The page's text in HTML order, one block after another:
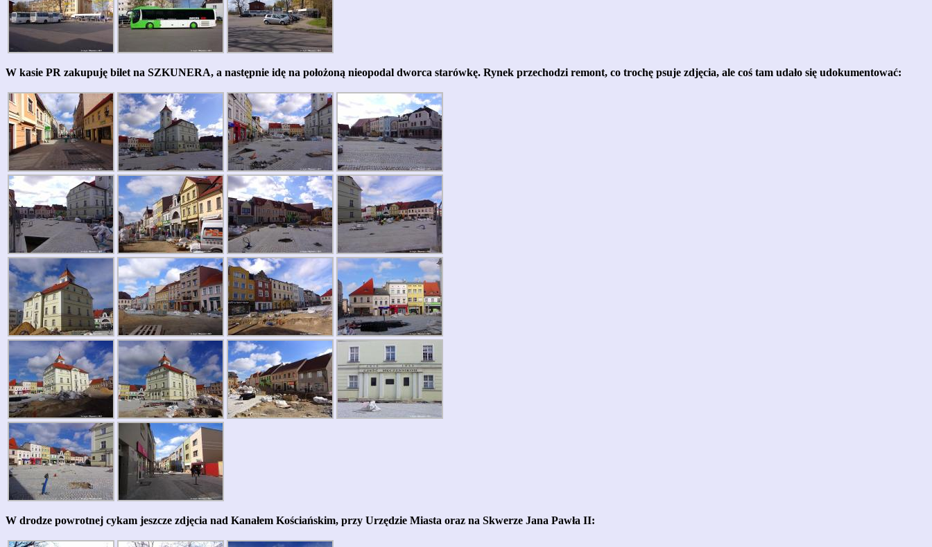
W kasie PR zakupuję bilet na SZKUNERA, a następnie idę na położoną nieopodal dworca starówkę. Rynek przechodzi remont, co trochę psuje zdjęcia, ale coś tam udało się udokumentować:
W drodze powrotnej cykam jeszcze zdjęcia nad Kanałem Kościańskim, przy Urzędzie Miasta oraz na Skwerze Jana Pawła II: